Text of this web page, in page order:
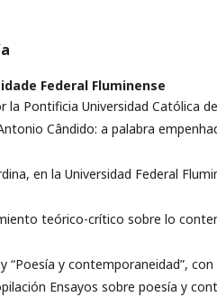
Federal Fluminense
la Pontificia Universidad Católica
Cândido: a palabra
en la Universidad Federal
teórico-crítico sobre lo
“Poesía y contemporaneidad”,
Ensayos sobre poesía y